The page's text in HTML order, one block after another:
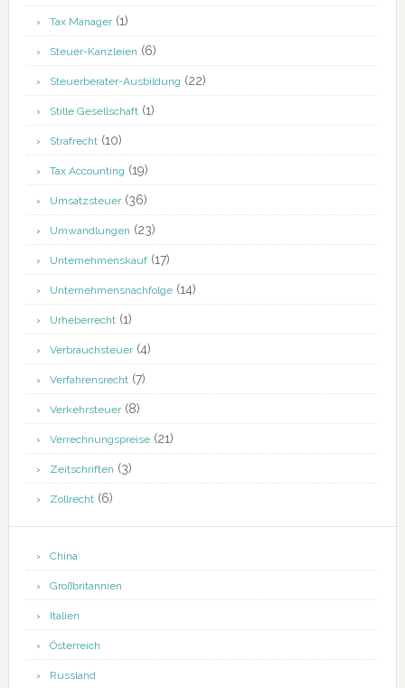
Tax Manager(1)
Steuer-Kanzleien (6)
Steuerberater-Ausbildung (22)
Stille Gesellschaft(1)
Strafrecht(10)
Tax Accounting (19)
Umsatzsteuer(36)
Umwandlungen (23)
Unternehmenskauf(17)
Unternehmensnachfolge(14)
Urheberrecht(1)
Verbrauchsteuer(4)
Verfahrensrecht(7)
Verkehrsteuer(8)
Verrechnungspreise(21)
Zeitschriften (3)
Zollrecht(6)
China
Großbritannien
Italien
Österreich
Russland